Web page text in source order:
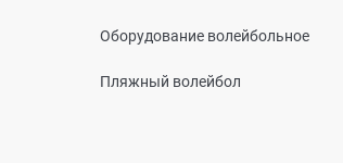
Оборудование волейбольное
Пляжный волейбол